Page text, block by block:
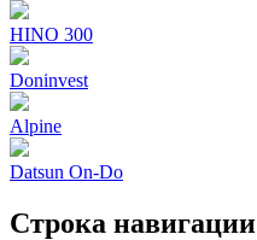
HINO 300
Doninvest
Alpine
Datsun On-Do
Строка навигации